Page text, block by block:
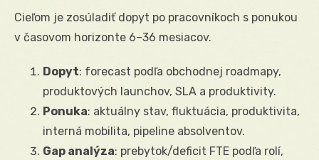
Cieľom je zosúladiť dopyt po pracovníkoch s ponukou
v časovom horizonte 6–36 mesiacov.
Dopyt: forecast podľa obchodnej roadmapy,
produktových launchov, SLA a produktivity.
Ponuka: aktuálny stav, fluktuácia, produktivita,
interná mobilita, pipeline absolventov.
Gap analýza: prebytok/deficit FTE podľa rolí,